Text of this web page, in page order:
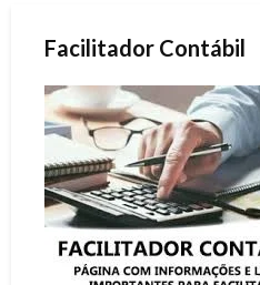
Facilitador Contábil